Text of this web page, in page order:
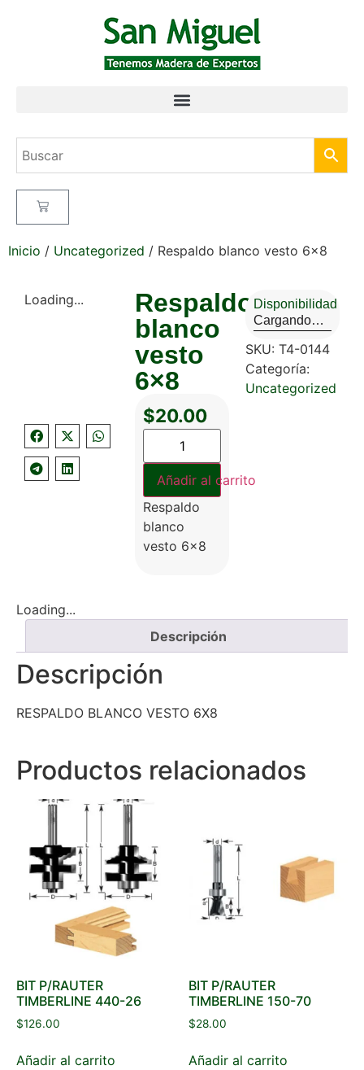
Inicio / Uncategorized / Respaldo blanco vesto 6×8
Loading...
Respaldo
blanco
vesto
6×8
$20.00
Añadir al carrito
Respaldo
blanco
vesto 6×8
Disponibilidad
Cargando…
SKU: T4-0144
Categoría:
Uncategorized
Loading...
Descripción
Descripción
RESPALDO BLANCO VESTO 6X8
Productos relacionados
BIT P/RAUTER
TIMBERLINE 440-26
$126.00
Añadir al carrito
BIT P/RAUTER
TIMBERLINE 150-70
$28.00
Añadir al carrito